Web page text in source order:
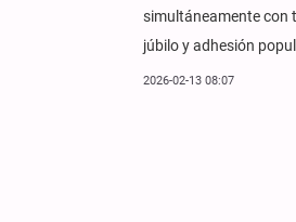
simultáneamente con
júbilo y adhesión
2026-02-13 08:07